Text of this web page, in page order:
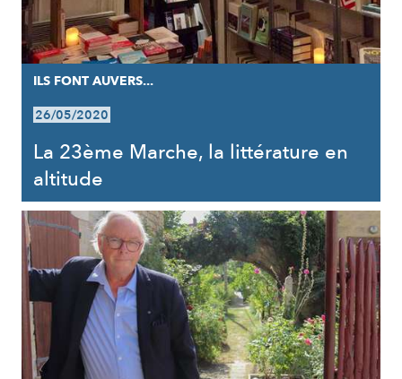
ILS FONT AUVERS...
26/05/2020
La 23ème Marche, la littérature en
altitude